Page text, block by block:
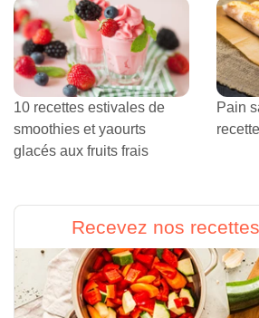
10 recettes estivales de
smoothies et yaourts
glacés aux fruits frais
Pain
Recevez nos